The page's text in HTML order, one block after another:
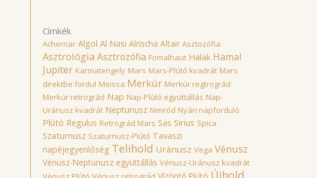
Címkék
Achernar Algol Al Nasi Alrischa Altair Asztozófia
Asztrológia Asztrozófia Fomalhaut Halak Hamal
Jupiter Karmatengely Mars Mars-Plútó kvadrát Mars
direktbe fordul Meissa Merkúr Merkúr regtrográd
Merkúr retrográd Nap Nap-Plútó együttállás Nap-
Uránusz kvadrát Neptunusz Nimród Nyári napforduló
Plútó Regulus Retrográd Mars Sas Sirius Spica
Szaturnusz Szaturnusz-Plútó Tavaszi
napéjegyenlőség Telihold Uránusz Vega Vénusz
Vénusz-Neptunusz együttállás Vénusz-Uránusz kvadrát